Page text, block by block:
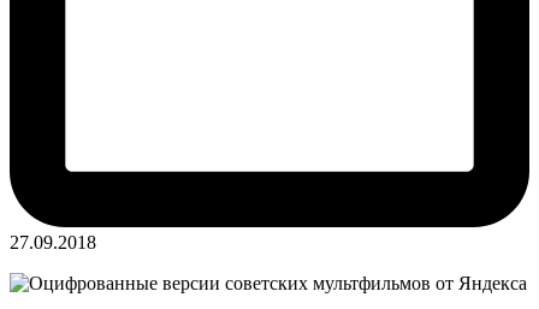
27.09.2018